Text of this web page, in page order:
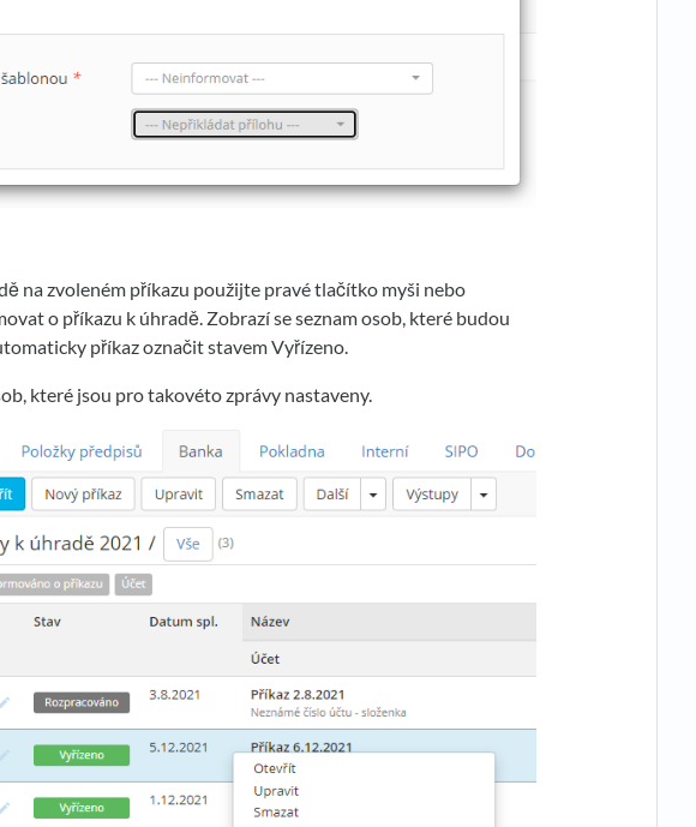
na zvoleném příkazu použijte pravé tlačítko myši nebo
o příkazu k úhradě. Zobrazí se seznam osob, které budou
příkaz označit stavem Vyřízeno.
které jsou pro takovéto zprávy nastaveny.